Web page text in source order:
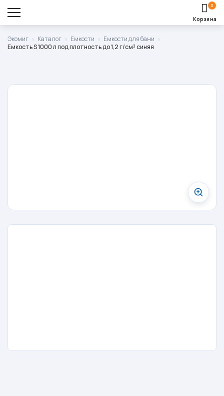
Оставить заявку
Корзина
0
Корзина пуста.
Экомиг » Каталог » Емкости » Емкости для бани »
Емкость S 1000 л под плотность до 1,2 г/см³ синяя